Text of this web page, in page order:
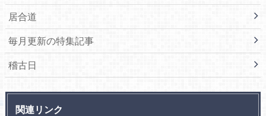
居合道
毎月更新の特集記事
稽古日
関連リンク